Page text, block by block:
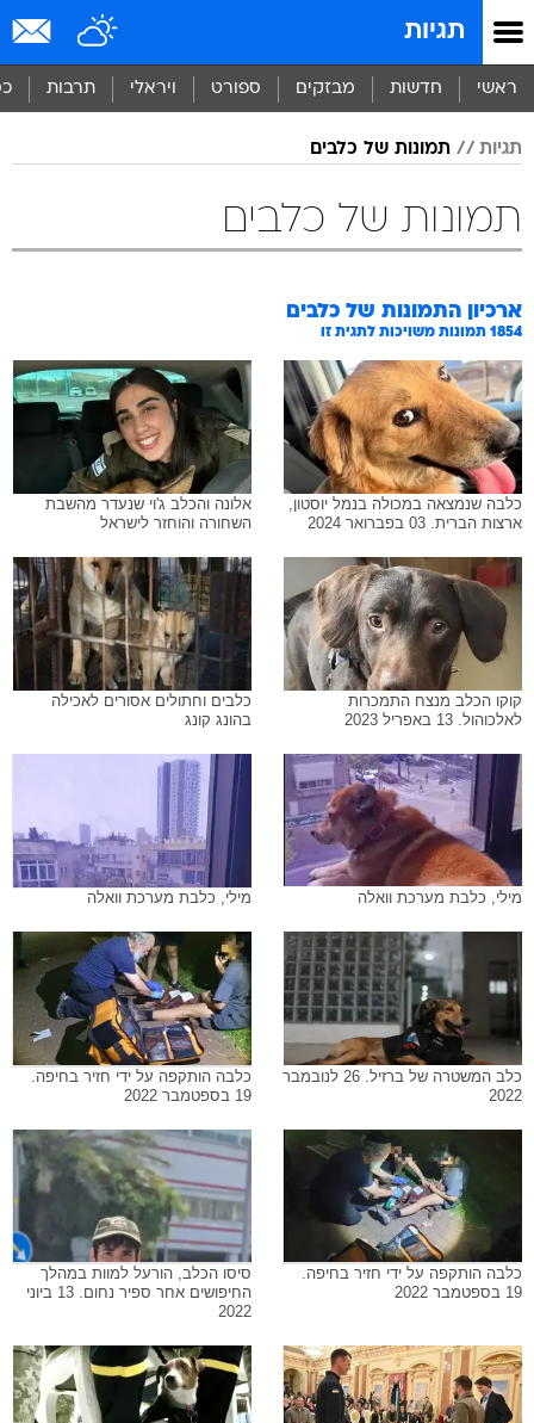
תגיות
ראשי חדשות מבזקים ספורט ויראלי תרבות
תגיות תמונות של כלבים
תמונות של כלבים
ארכיון התמונות של כלבים
1854 תמונות משויכות לתגית זו
כלבה שנמצאה במכולה בנמל יוסטון,
ארצות הברית. 03 בפברואר 2024
אלונה והכלב ג'וי שנעדר מהשבת
השחורה והוחזר לישראל
קוקו הכלב מנצח התמכרות
לאלכוהול. 13 באפריל 2023
כלבים וחתולים אסורים לאכילה
בהונג קונג
מילי, כלבת מערכת וואלה מילי, כלבת מערכת וואלה
כלב המשטרה של ברזיל. 26 לנובמבר
2022
כלבה הותקפה על ידי חזיר בחיפה.
19 בספטמבר 2022
כלבה הותקפה על ידי חזיר בחיפה.
19 בספטמבר 2022
סיסו הכלב, הורעל למוות במהלך
החיפושים אחר ספיר נחום. 13 ביוני
2022